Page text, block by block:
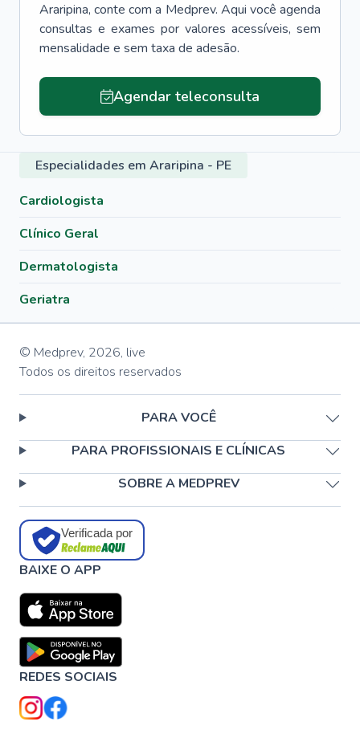
Araripina, conte com a Medprev. Aqui você agenda
consultas e exames por valores acessíveis, sem
mensalidade e sem taxa de adesão.
Agendar teleconsulta
Especialidades em Araripina - PE
Cardiologista
Clínico Geral
Dermatologista
Geriatra
© Medprev, 2026, live
Todos os direitos reservados
PARA VOCÊ
PARA PROFISSIONAIS E CLÍNICAS
SOBRE A MEDPREV
Verificada por
BAIXE O APP
REDES SOCIAIS